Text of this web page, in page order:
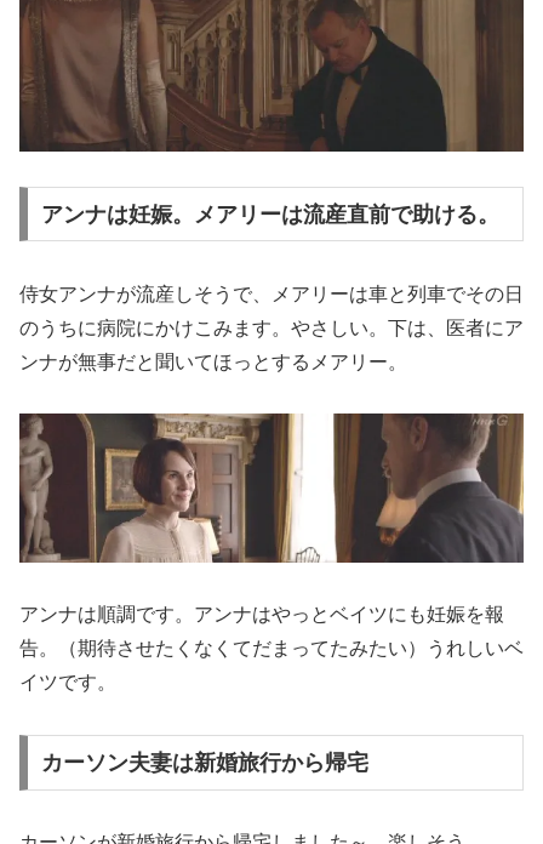
アンナは妊娠。メアリーは流産直前で助ける。
侍女アンナが流産しそうで、メアリーは車と列車でその日
のうちに病院にかけこみます。やさしい。下は、医者にア
ンナが無事だと聞いてほっとするメアリー。
アンナは順調です。アンナはやっとベイツにも妊娠を報
告。（期待させたくなくてだまってたみたい）うれしいベ
イツです。
カーソン夫妻は新婚旅行から帰宅